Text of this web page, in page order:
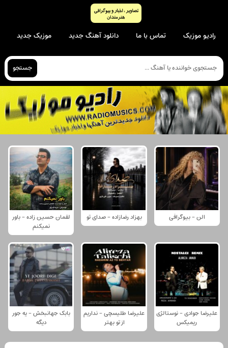
رادیو موزیک تماس با ما دانلود آهنگ جدید موزیک جدید
جستجو
الن - بیوگرافی بهزاد رضازاده - صدای تو
لقمان حسین زاده - باور
نمیکنم
علیرضا جوادی - نوستالژی
ریمیکس
علیرضا طلیسچی - نداریم
از تو بهتر
بابک جهانبخش - یه جور
دیگه